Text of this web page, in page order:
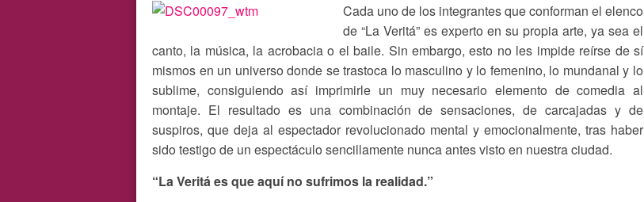
Cada uno de los integrantes que conforman el elenco
de “La Veritá” es experto en su propia arte, ya sea el
canto, la música, la acrobacia o el baile. Sin embargo, esto no les impide reírse de sí
mismos en un universo donde se trastoca lo masculino y lo femenino, lo mundanal y lo
sublime, consiguiendo así imprimirle un muy necesario elemento de comedia al
montaje. El resultado es una combinación de sensaciones, de carcajadas y de
suspiros, que deja al espectador revolucionado mental y emocionalmente, tras haber
sido testigo de un espectáculo sencillamente nunca antes visto en nuestra ciudad.
“La Veritá es que aquí no sufrimos la realidad.”